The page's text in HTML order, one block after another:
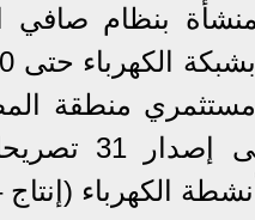
بنظام صافي
أكتوبر،
الكهرباء (إنتاج